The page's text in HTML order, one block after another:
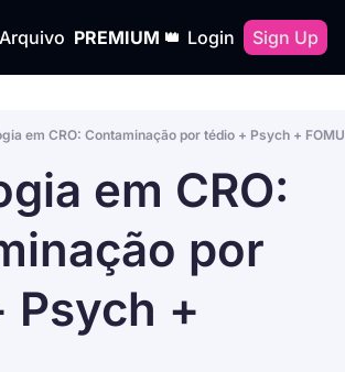
Arquivo PREMIUM 👑 Login Sign Up
em CRO: Contaminação por tédio + Psych + FOMU
em CRO:
por
Psych +